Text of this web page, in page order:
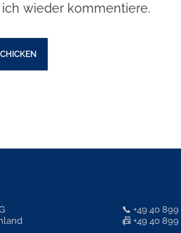
wieder kommentiere.
📞 +49 40
📠 +49 40